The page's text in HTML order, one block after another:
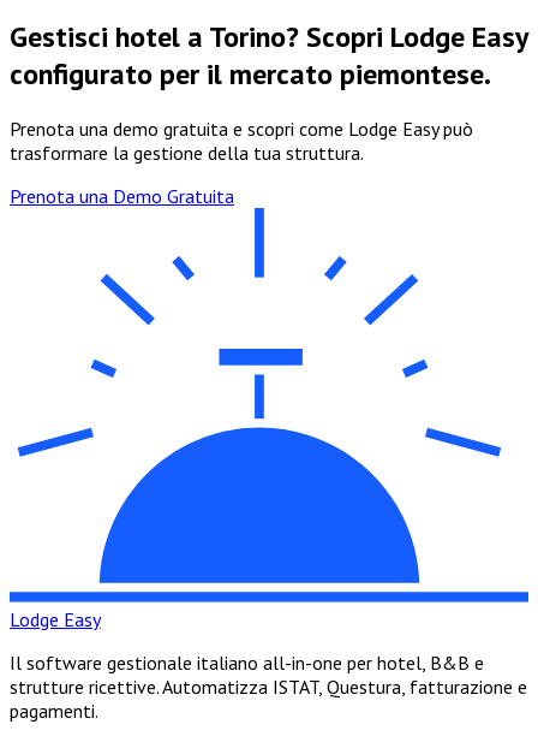
Gestisci hotel a Torino? Scopri Lodge Easy
configurato per il mercato piemontese.
Prenota una demo gratuita e scopri come Lodge Easy può
trasformare la gestione della tua struttura.
Prenota una Demo Gratuita
Lodge Easy
Il software gestionale italiano all-in-one per hotel, B&B e
strutture ricettive. Automatizza ISTAT, Questura, fatturazione e
pagamenti.